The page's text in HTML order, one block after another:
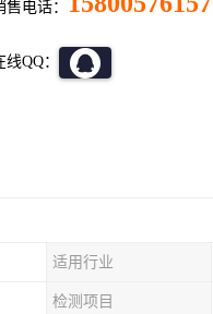
售电话：
线QQ：
适用行业
检测项目